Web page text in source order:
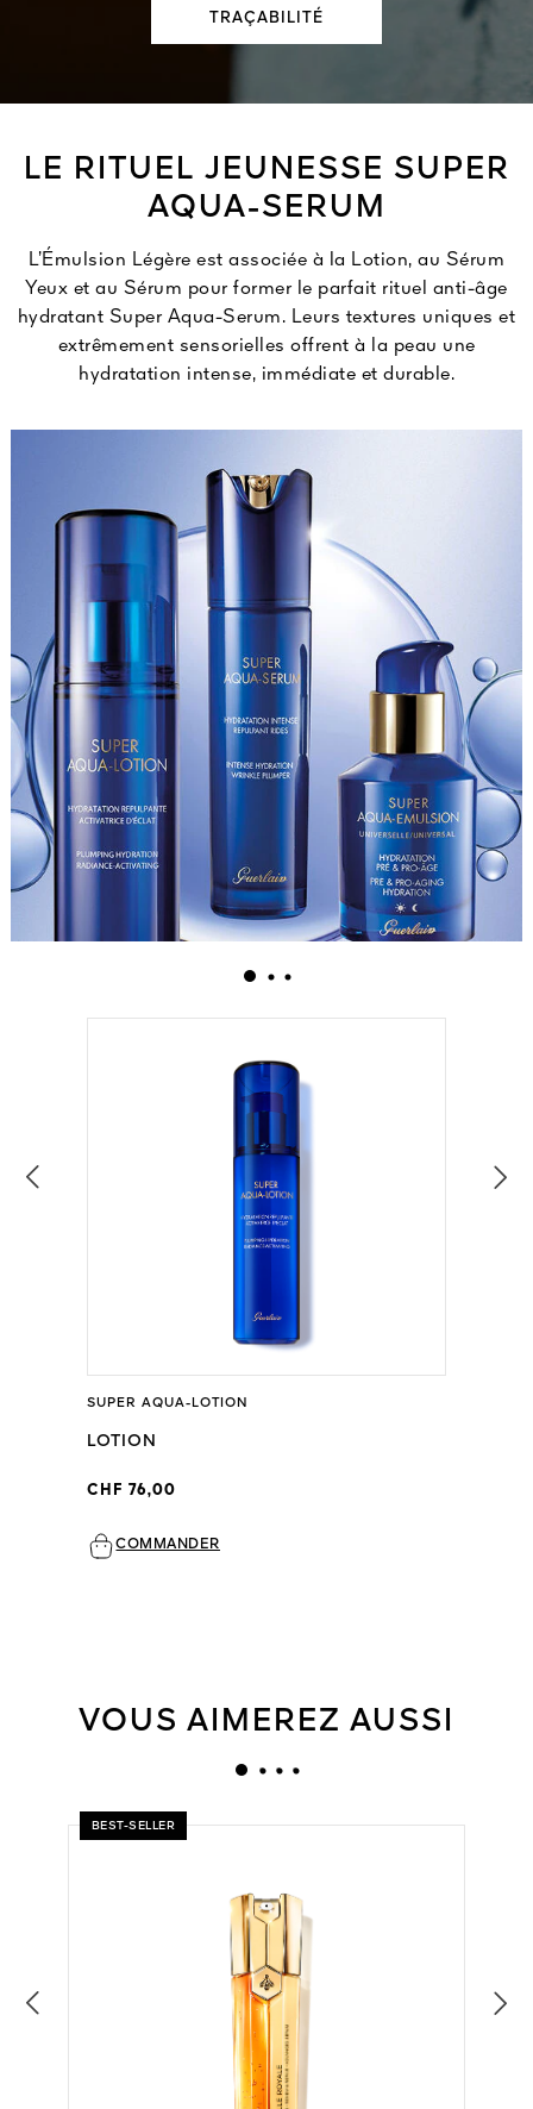
TRAÇABILITÉ
LE RITUEL JEUNESSE SUPER
AQUA-SERUM
L’Émulsion Légère est associée à la Lotion, au Sérum
Yeux et au Sérum pour former le parfait rituel anti-âge
hydratant Super Aqua-Serum. Leurs textures uniques et
extrêmement sensorielles offrent à la peau une
hydratation intense, immédiate et durable.
SUPER AQUA-LOTION
LOTION
CHF 76,00
COMMANDER
VOUS AIMEREZ AUSSI
BEST-SELLER